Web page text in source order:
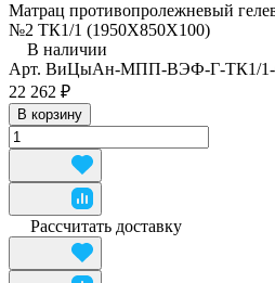
Матрац противопролежневый
№2 ТК1/1 (1950Х850Х100)
В наличии
Арт. ВиЦыАн-МПП-ВЭФ-Г-ТК1/1-
22 262 ₽
В корзину
Рассчитать доставку